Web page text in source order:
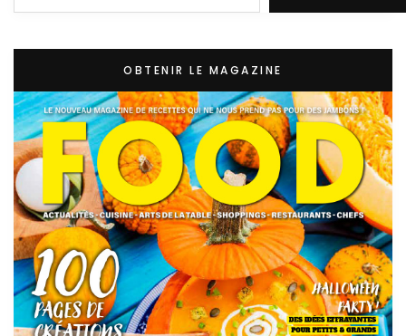
OBTENIR LE MAGAZINE